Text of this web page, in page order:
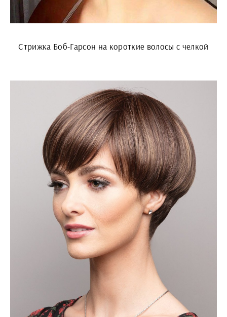
Стрижка Боб-Гарсон на короткие волосы с челкой